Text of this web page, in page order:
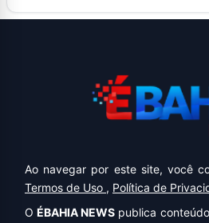
Ao navegar por este site, você
Termos de Uso , Política de
OÉBAHIA NEWS publica